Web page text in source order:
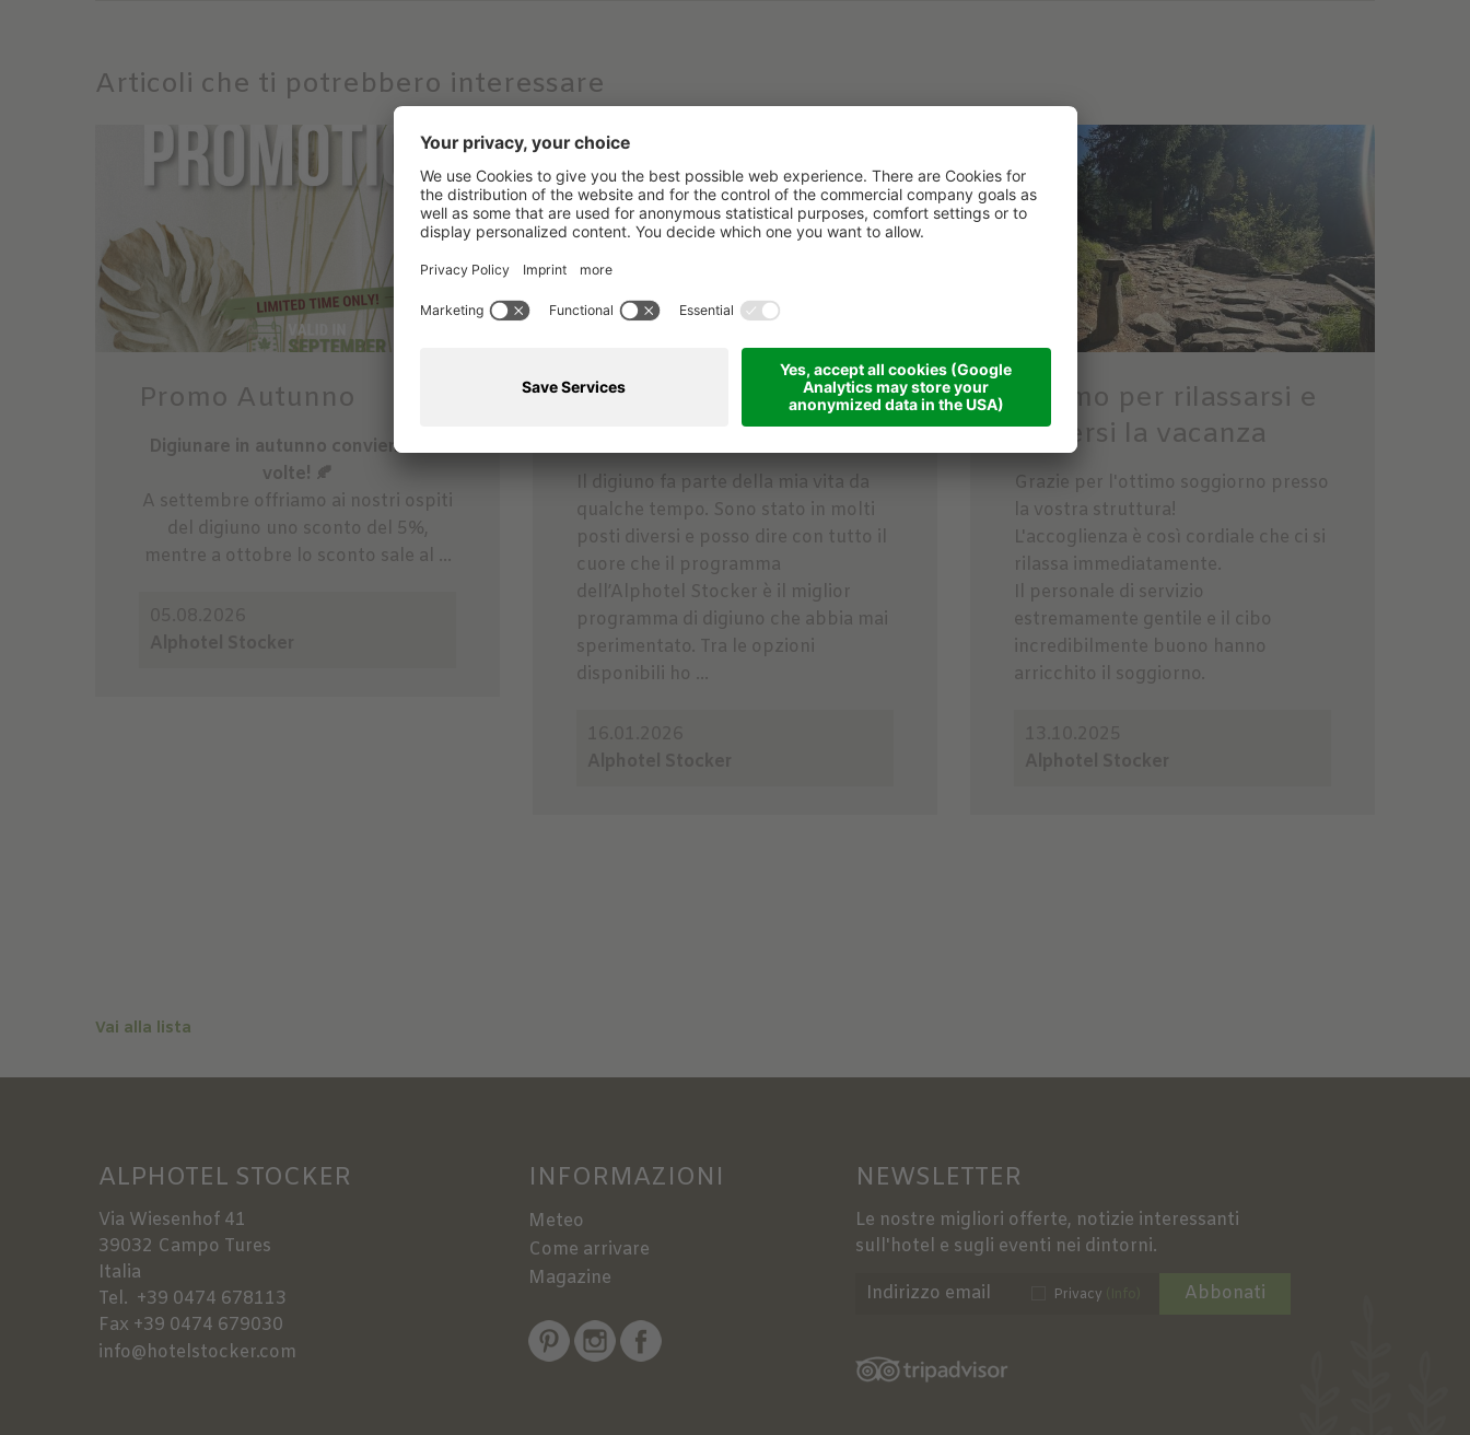
Articoli che ti potrebbero interessare
Promo Autunno
Digiunare in autunno conviene due
volte! 🍂
A settembre offriamo ai nostri ospiti
del digiuno uno sconto del 5%,
mentre a ottobre lo sconto sale al ...
Il miglior regalo che
puoi fare a te stesso!
Il digiuno fa parte della mia vita da
qualche tempo. Sono stato in molti
posti diversi e posso dire con tutto il
cuore che il programma
dell’Alphotel Stocker è il miglior
programma di digiuno che abbia mai
sperimentato. Tra le opzioni
disponibili ho ...
Ottimo per rilassarsi e
godersi la vacanza
Grazie per l'ottimo soggiorno presso
la vostra struttura!
L'accoglienza è così cordiale che ci si
rilassa immediatamente.
Il personale di servizio
estremamente gentile e il cibo
incredibilmente buono hanno
arricchito il soggiorno.
Vai alla lista
ALPHOTEL STOCKER
Via Wiesenhof 41
39032 Campo Tures
Italia
Tel. +39 0474 678113
Fax +39 0474 679030
info@hotelstocker.com
INFORMAZIONI
Meteo
Come arrivare
Magazine
NEWSLETTER
Le nostre migliori offerte, notizie interessanti
sull'hotel e sugli eventi nei dintorni.
Privacy Abbonati